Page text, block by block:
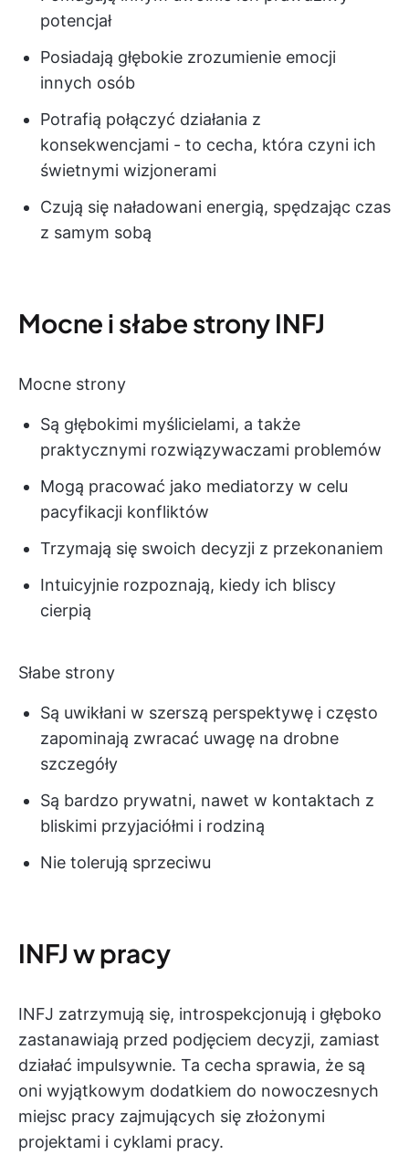
potencjał
Posiadają głębokie zrozumienie emocji
innych osób
Potrafią połączyć działania z
konsekwencjami - to cecha, która czyni ich
świetnymi wizjonerami
Czują się naładowani energią, spędzając czas
z samym sobą
Mocne i słabe strony INFJ
Mocne strony
Są głębokimi myślicielami, a także
praktycznymi rozwiązywaczami problemów
Mogą pracować jako mediatorzy w celu
pacyfikacji konfliktów
Trzymają się swoich decyzji z przekonaniem
Intuicyjnie rozpoznają, kiedy ich bliscy
cierpią
Słabe strony
Są uwikłani w szerszą perspektywę i często
zapominają zwracać uwagę na drobne
szczegóły
Są bardzo prywatni, nawet w kontaktach z
bliskimi przyjaciółmi i rodziną
Nie tolerują sprzeciwu
INFJ w pracy
INFJ zatrzymują się, introspekcjonują i głęboko
zastanawiają przed podjęciem decyzji, zamiast
działać impulsywnie. Ta cecha sprawia, że są
oni wyjątkowym dodatkiem do nowoczesnych
miejsc pracy zajmujących się złożonymi
projektami i cyklami pracy.